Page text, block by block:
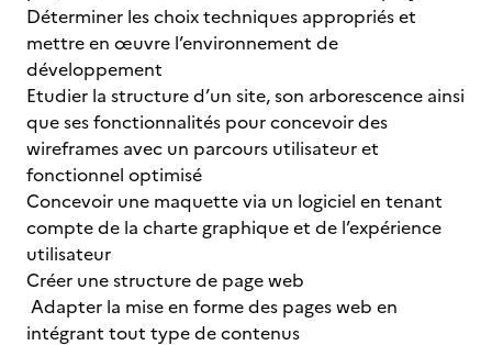
Déterminer les choix techniques appropriés et
mettre en œuvre l’environnement de
développement
Etudier la structure d’un site, son arborescence ainsi
que ses fonctionnalités pour concevoir des
wireframes avec un parcours utilisateur et
fonctionnel optimisé
Concevoir une maquette via un logiciel en tenant
compte de la charte graphique et de l’expérience
utilisateur
Créer une structure de page web
Adapter la mise en forme des pages web en
intégrant tout type de contenus